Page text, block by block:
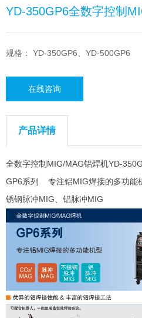
YD-350GP6全数字控制
规格： YD-350GP6、YD-500GP6
在线咨询
产品详情
全数字控制MIG/MAG铝焊机YD-
GP6系列 专注铝MIG焊接的多功能
锈钢脉冲MIG、铝脉冲MIG